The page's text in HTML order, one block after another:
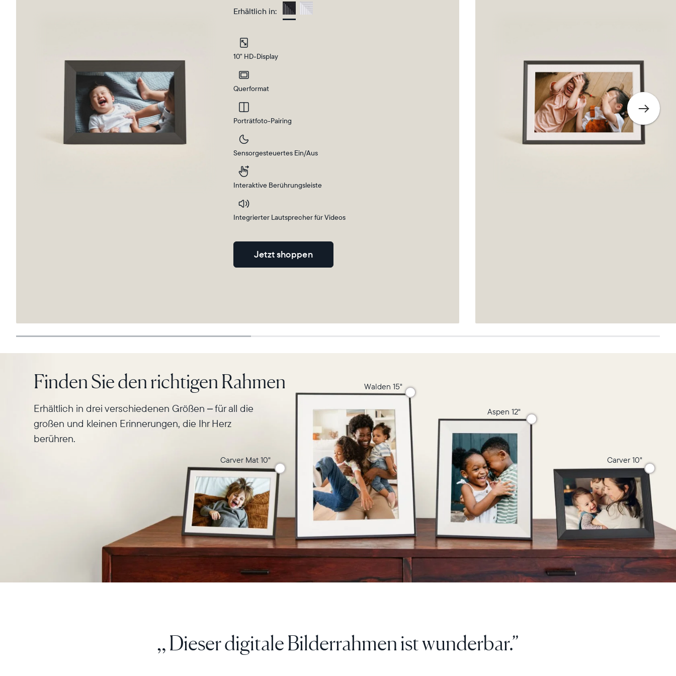
Wählen Sie Ihren Standort
Aktuell
Wählen Sie Ihren Standort
Sprache wählen:
Erhältlich in:
Gravel
10" HD-Display
Querformat
Porträtfoto-Pairing
Sensorgesteuertes Ein/Aus
Interaktive Berührungsleiste
Integrierter Lautsprecher für Videos
Jetzt shoppen
Finden Sie den richtigen Rahmen
Erhältlich in drei verschiedenen Größen – für all die
großen und kleinen Erinnerungen, die Ihr Herz
berühren.
Carver 10"
Carver Mat 10"
Aspen 12"
Walden 15"
„ Senden Sie neue Fotos direkt auf Mamas
Kaminsims, egal wie weit entfernt sie lebt.”